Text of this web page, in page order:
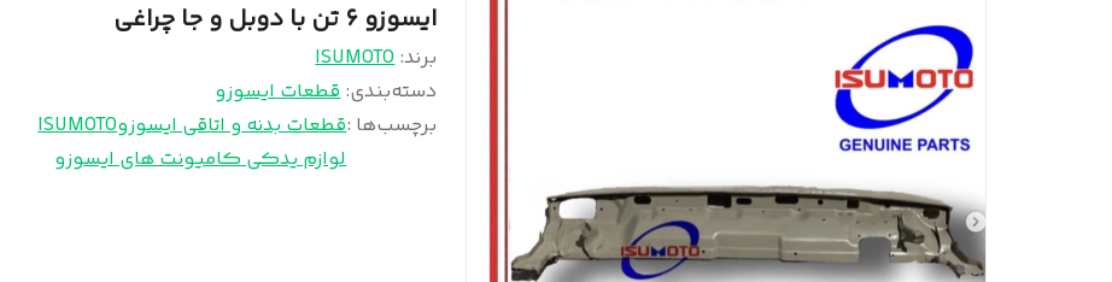
ایسوزو ۶ تن با دوبل و جا چراغی
برند:ISUMOTO
دسته‌بندی:قطعات ایسوزو
برچسب‌ها :قطعات بدنه و اتاقی ایسوزوISUMOTO
لوازم یدکی کامیونت های ایسوزو